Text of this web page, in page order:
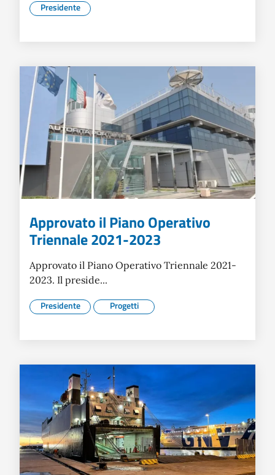
Presidente
Approvato il Piano Operativo
Triennale 2021-2023
Approvato il Piano Operativo Triennale 2021-
2023. Il preside...
Presidente Progetti